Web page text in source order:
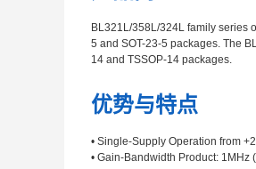
BL321L/358L/324L family series
5 and SOT-23-5 packages. The
14 and TSSOP-14 packages.
优势与特点
• Single-Supply Operation from
• Gain-Bandwidth Product: 1MHz